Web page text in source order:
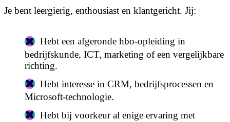
Je bent leergierig, enthousiast en klantgericht. Jij:
Hebt een afgeronde hbo-opleiding in
bedrijfskunde, ICT, marketing of een vergelijkbare
richting.
Hebt interesse in CRM, bedrijfsprocessen en
Microsoft-technologie.
Hebt bij voorkeur al enige ervaring met